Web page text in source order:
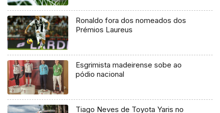
Ronaldo fora dos nomeados dos
Prémios Laureus
Esgrimista madeirense sobe ao
pódio nacional
Tiago Neves de Toyota Yaris no